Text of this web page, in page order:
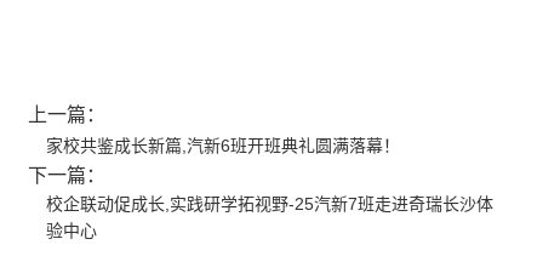
上一篇：
家校共鉴成长新篇,汽新6班开班典礼圆满落幕！
下一篇：
校企联动促成长,实践研学拓视野-25汽新7班走进奇瑞长沙体
验中心